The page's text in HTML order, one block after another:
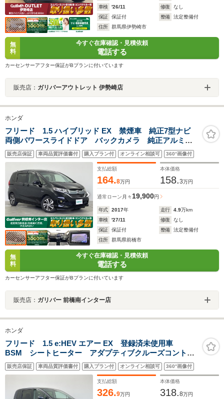
車検
'26/11 修復
なし
保証
保証付 整備
法定整備付
住所
群馬県伊勢崎市
無
料
今すぐ在庫確認・見積依頼
電話する
カーセンサーアフター保証がBプランに付いています
販売店： ガリバーアウトレット 伊勢崎店
ホンダ
フリード 1.5 ハイブリッド EX 禁煙車 純正7型ナビ
両側パワースライドドア バックカメラ 純正アルミホ
イール 純正フロアマット ハーフレザーシート オー
トライト レーンキープアシスト スマートキー ETC
LEDヘッドライト 追従クルコン
販売店保証 車両品質評価書付 購入プラン付 オンライン相談可 360°画像付
支払総額
164.8万円
本体価格
158.3万円
通常ローン 月々 19,900円
年式 2017年 走行 4.9万km
車検
'27/11 修復
なし
保証
保証付 整備
法定整備付
住所
群馬県前橋市
無
料
今すぐ在庫確認・見積依頼
電話する
カーセンサーアフター保証がBプランに付いています
販売店： ガリバー 前橋南インター店
ホンダ
フリード 1.5 e:HEV エアー EX 登録済未使用車
BSM シートヒーター アダプティブクルーズコントロ
ール 衝突被害軽減システム レーンアシスト コーナ
ーセンサー 両側パワースライドドア ステアリングリ
モコン LEDライト 禁煙車
販売店保証 車両品質評価書付 購入プラン付 オンライン相談可 360°画像付
支払総額
326.9万円
本体価格
318.8万円